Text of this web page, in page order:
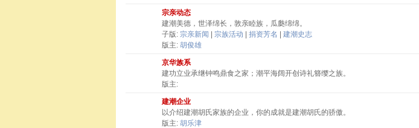
宗亲动态
建潮美德，世泽绵长，敦亲睦族，瓜瓞绵绵。
子版: 宗亲新闻 宗族活动 捐资芳名
建潮史志
版主: 胡俊雄
京华族系
建功立业承继钟鸣鼎食之家；潮平海阔开创诗礼簪缨之族。
版主:
建潮企业
以介绍建潮胡氏家族的企业，你的成就是建潮胡氏的骄傲。
版主: 胡乐津